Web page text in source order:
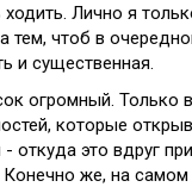
Лично я
тем, чтоб в
и существенная.
огромный. Только
которые
откуда это вдруг
же, на самом